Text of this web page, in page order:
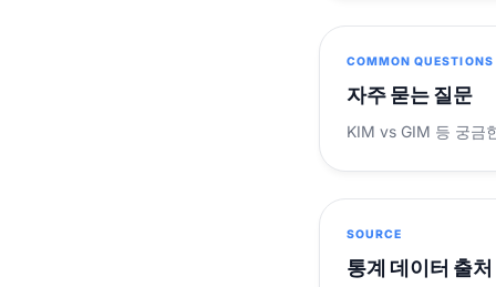
COMMON QUESTIONS
자주 묻는 질문
KIM vs GIM 등 궁금
SOURCE
통계 데이터 출